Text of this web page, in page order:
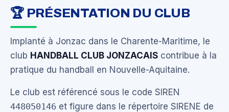
🏆 PRÉSENTATION DU CLUB
Implanté à Jonzac dans le Charente-Maritime, le
club HANDBALL CLUB JONZACAIS contribue à la
pratique du handball en Nouvelle-Aquitaine.
Le club est référencé sous le code SIREN
448050146 et figure dans le répertoire SIRENE de